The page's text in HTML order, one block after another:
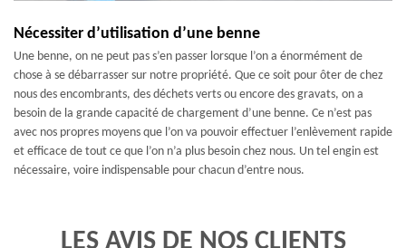
Nécessiter d’utilisation d’une benne
Une benne, on ne peut pas s’en passer lorsque l’on a énormément de
chose à se débarrasser sur notre propriété. Que ce soit pour ôter de chez
nous des encombrants, des déchets verts ou encore des gravats, on a
besoin de la grande capacité de chargement d’une benne. Ce n’est pas
avec nos propres moyens que l’on va pouvoir effectuer l’enlèvement rapide
et efficace de tout ce que l’on n’a plus besoin chez nous. Un tel engin est
nécessaire, voire indispensable pour chacun d’entre nous.
LES AVIS DE NOS CLIENTS